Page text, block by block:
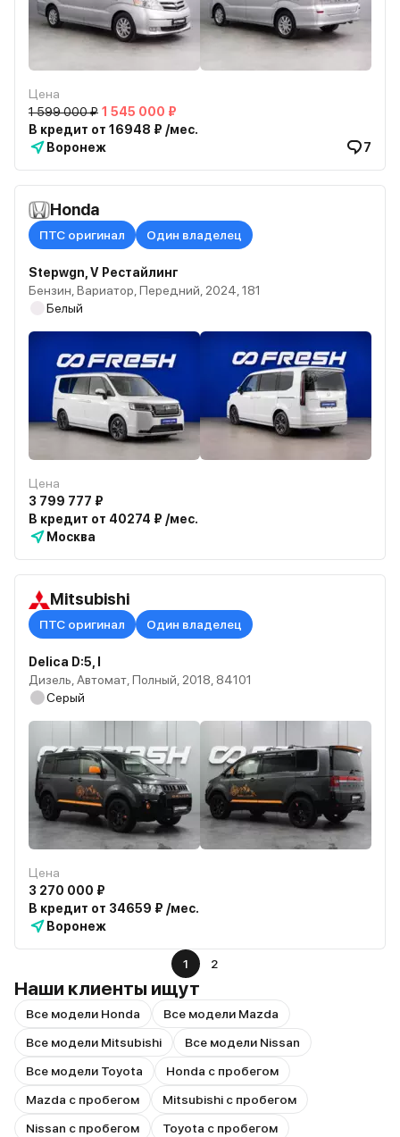
Цена
1 599 000 ₽ 1 545 000 ₽
В кредит от 16948 ₽ /мес.
Воронеж
7
Honda
ПТС оригинал Один владелец
Stepwgn, V Рестайлинг
Бензин, Вариатор, Передний, 2024, 181
Белый
Цена
3 799 777 ₽
В кредит от 40274 ₽ /мес.
Москва
Mitsubishi
ПТС оригинал Один владелец
Delica D:5, I
Дизель, Автомат, Полный, 2018, 84101
Серый
Цена
3 270 000 ₽
В кредит от 34659 ₽ /мес.
Воронеж
1 2
Наши клиенты ищут
Все модели Honda
Все модели Mazda
Все модели Mitsubishi
Все модели Nissan
Все модели Toyota
Honda с пробегом
Mazda с пробегом
Mitsubishi с пробегом
Nissan с пробегом
Toyota с пробегом